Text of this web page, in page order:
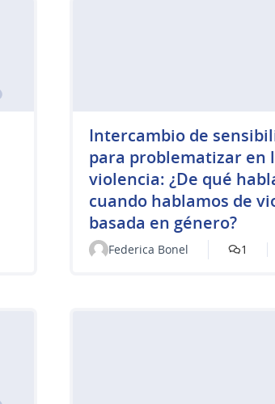
Intercambio de
para problematizar en
violencia: ¿De qué
cuando hablamos de
basada en género?
Federica Bonel 1